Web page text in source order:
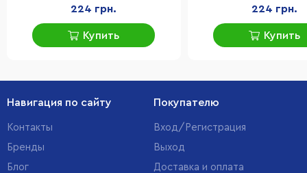
224 грн.
Купить
224 грн.
Купить
Навигация по сайту
Контакты
Бренды
Блог
Покупателю
Вход/Регистрация
Выход
Доставка и оплата